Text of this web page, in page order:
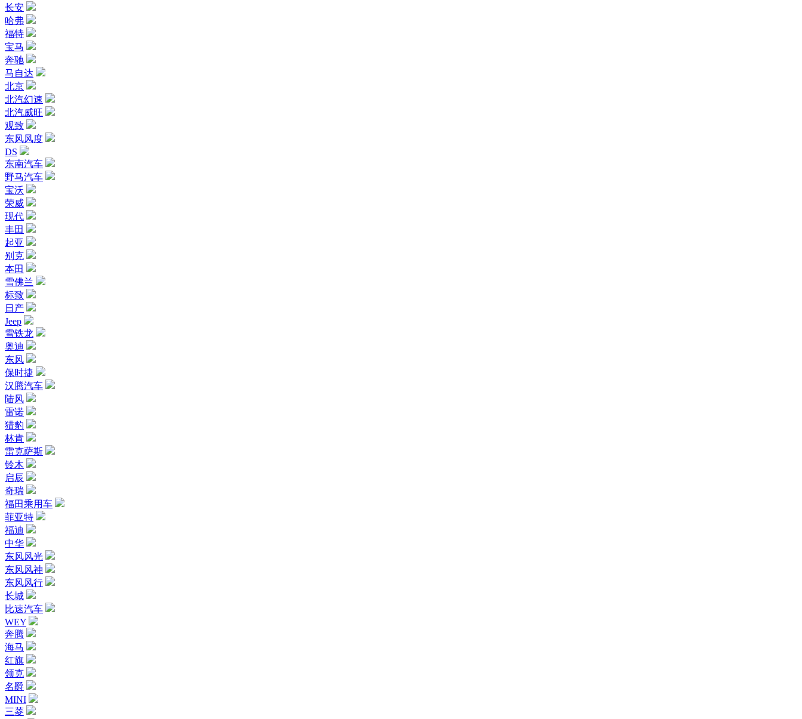
长安
哈弗
福特
宝马
奔驰
马自达
北京
北汽幻速
北汽威旺
观致
东风风度
DS
东南汽车
野马汽车
宝沃
荣威
现代
丰田
起亚
别克
本田
雪佛兰
标致
日产
Jeep
雪铁龙
奥迪
东风
保时捷
汉腾汽车
陆风
雷诺
猎豹
林肯
雷克萨斯
铃木
启辰
奇瑞
福田乘用车
菲亚特
福迪
中华
东风风光
东风风神
东风风行
长城
比速汽车
WEY
奔腾
海马
红旗
领克
名爵
MINI
三菱